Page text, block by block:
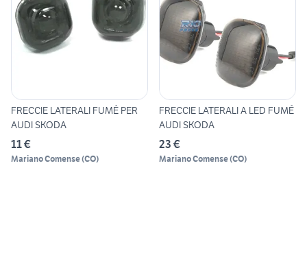
FRECCIE LATERALI FUMÉ PER
AUDI SKODA
11 €
Mariano Comense(CO)
FRECCIE LATERALI A LED FUMÉ
AUDI SKODA
23 €
Mariano Comense(CO)